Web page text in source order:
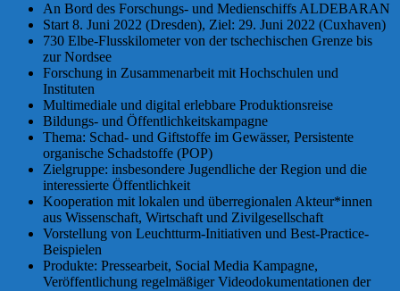
An Bord des Forschungs- und Medienschiffs ALDEBARAN
Start 8. Juni 2022 (Dresden), Ziel: 29. Juni 2022 (Cuxhaven)
730 Elbe-Flusskilometer von der tschechischen Grenze bis
zur Nordsee
Forschung in Zusammenarbeit mit Hochschulen und
Instituten
Multimediale und digital erlebbare Produktionsreise
Bildungs- und Öffentlichkeitskampagne
Thema: Schad- und Giftstoffe im Gewässer, Persistente
organische Schadstoffe (POP)
Zielgruppe: insbesondere Jugendliche der Region und die
interessierte Öffentlichkeit
Kooperation mit lokalen und überregionalen Akteur*innen
aus Wissenschaft, Wirtschaft und Zivilgesellschaft
Vorstellung von Leuchtturm-Initiativen und Best-Practice-
Beispielen
Produkte: Pressearbeit, Social Media Kampagne,
Veröffentlichung regelmäßiger Videodokumentationen der